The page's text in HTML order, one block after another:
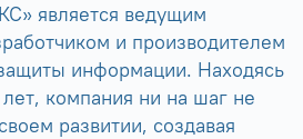
является ведущим
и производителем
информации. Находясь
компания ни на шаг не
развитии, создавая